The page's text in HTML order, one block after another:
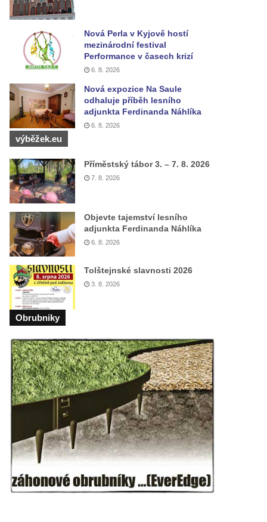
Nová Perla v Kyjově hostí
mezinárodní festival
Performance v časech krizí
6. 8. 2026
Nová expozice Na Saule
odhaluje příběh lesního
adjunkta Ferdinanda Náhlíka
6. 8. 2026
výběžek.eu
Příměstský tábor 3. – 7. 8. 2026
7. 8. 2026
Objevte tajemství lesního
adjunkta Ferdinanda Náhlíka
6. 8. 2026
Tolštejnské slavnosti 2026
3. 8. 2026
Obrubniky